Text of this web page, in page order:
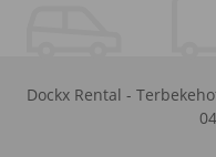
Dockx Rental -